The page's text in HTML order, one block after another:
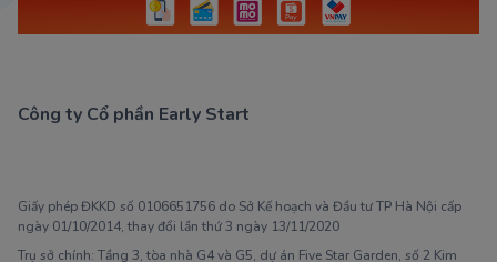
Công ty Cổ phần Early Start
Giấy phép ĐKKD số 0106651756 do Sở Kế hoạch và Đầu tư TP Hà Nội cấp
ngày 01/10/2014, thay đổi lần thứ 3 ngày 13/11/2020
Trụ sở chính: Tầng 3, tòa nhà G4 và G5, dự án Five Star Garden, số 2 Kim